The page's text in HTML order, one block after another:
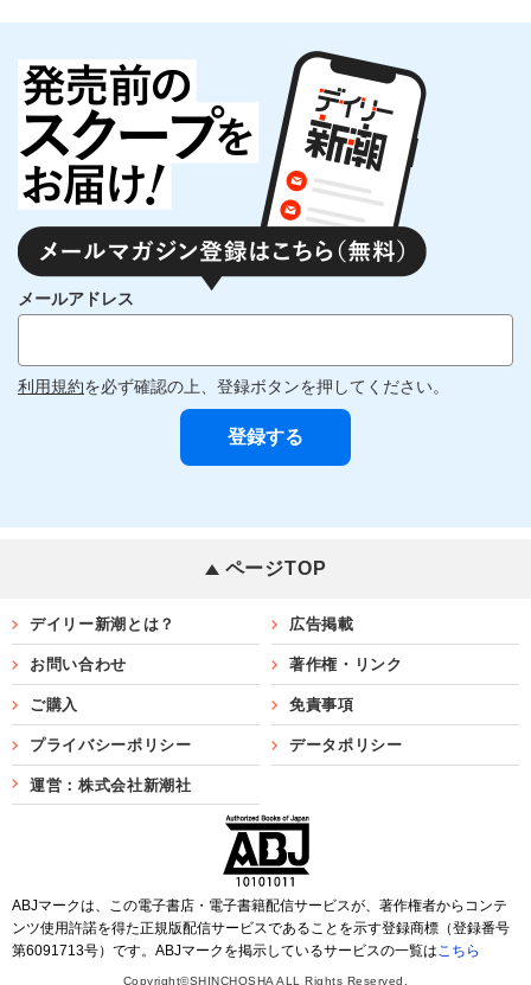
メールアドレス
利用規約を必ず確認の上、登録ボタンを押してください。
ページTOP
デイリー新潮とは？ 広告掲載
お問い合わせ 著作権・リンク
ご購入 免責事項
プライバシーポリシー データポリシー
運営：株式会社新潮社
ABJマークは、この電子書店・電子書籍配信サービスが、著作権者からコンテ
ンツ使用許諾を得た正規版配信サービスであることを示す登録商標（登録番号
第6091713号）です。ABJマークを掲示しているサービスの一覧はこちら
Copyright©SHINCHOSHA ALL Rights Reserved.